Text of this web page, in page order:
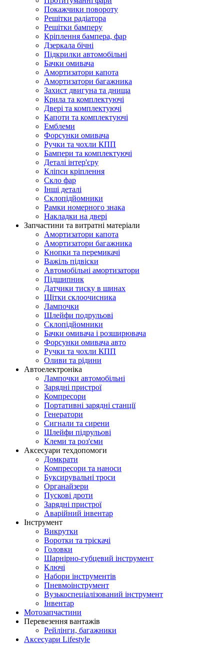
Покажчики повороту
Решітки радіатора
Решітки бамперу
Кріплення бампера, фар
Дзеркала бічні
Підкрилки автомобільні
Бачки омивача
Амортизатори капота
Амортизатори багажника
Захист двигуна та днища
Крила та комплектуючі
Двері та комплектуючі
Капоти та комплектуючі
Емблеми
Форсунки омивача
Ручки та чохли КПП
Бампери та комплектуючі
Деталі інтер'єру
Кліпси кріплення
Скло фар
Інші деталі
Склопідйомники
Рамки номерного знака
Накладки на двері
Запчастини та витратні матеріали
Амортизатори капота
Амортизатори багажника
Кнопки та перемикачі
Важіль підвіски
Автомобільні амортизатори
Підшипник
Датчики тиску в шинах
Щітки склоочисника
Лампочки
Шлейфи подрульові
Склопідйомники
Бачки омивача і розширювача
Форсунки омивача авто
Ручки та чохли КПП
Оливи та рідини
Автоелектроніка
Лампочки автомобільні
Зарядні пристрої
Компресори
Портативні зарядні станції
Генератори
Сигнали та сирени
Шлейфи підрульові
Клеми та роз'єми
Аксесуари техдопомоги
Домкрати
Компресори та наноси
Буксирувальні троси
Органайзери
Пускові дроти
Зарядні пристрої
Аварійний інвентар
Інструмент
Викрутки
Воротки та тріскачі
Головки
Шарнірно-губцевий інструмент
Ключі
Набори інструментів
Пневмоінструмент
Вузькоспеціалізований інструмент
Інвентар
Мотозапчастини
Перевезення вантажів
Рейлінги, багажники
Аксесуари Lifestyle